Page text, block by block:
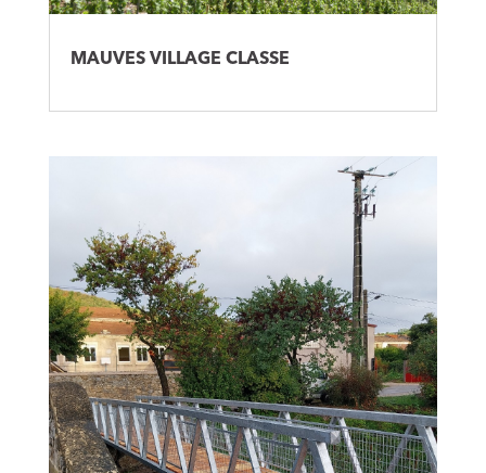
MAUVES VILLAGE CLASSE